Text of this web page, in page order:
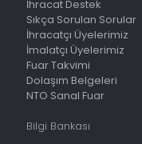
İhracat Destek
Sıkça Sorulan Sorular
İhracatçı Üyelerimiz
İmalatçı Üyelerimiz
Fuar Takvimi
Dolaşım Belgeleri
NTO Sanal Fuar
Bilgi Bankası